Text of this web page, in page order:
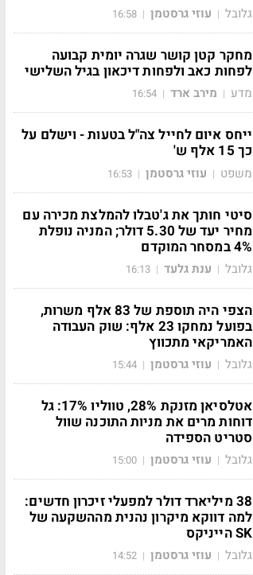
גלובל | עוזי גרסטמן |
16:58
מחקר קטן קושר שגרה יומית קבועה
לפחות כאב ולפחות דיכאון בגיל השלישי
מדע | מירב ארד |
16:54
ייחס איום לחייל צה"ל בטעות - וישלם על
כך 15 אלף ש'
משפט | עוזי גרסטמן |
16:53
סיטי חותך את ג'טבלו להמלצת מכירה עם
מחיר יעד של 5.30 דולר; המניה נופלת
4% במסחר המוקדם
גלובל | ענת גלעד |
16:13
הצפי היה תוספת של 83 אלף משרות,
בפועל נמחקו 23 אלף: שוק העבודה
האמריקאי מתכווץ
גלובל | עוזי גרסטמן |
15:44
אטלסיאן מזנקת 28%, טווליו 17%: גל
דוחות מרים את מניות התוכנה שוול
סטריט הספידה
גלובל | עוזי גרסטמן |
15:00
38 מיליארד דולר למפעלי זיכרון חדשים:
למה דווקא מיקרון נהנית מההשקעה של
SK הייניקס
גלובל | עוזי גרסטמן |
14:52